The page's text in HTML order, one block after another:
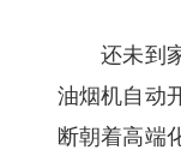
还未到家
油烟机自动
断朝着高端